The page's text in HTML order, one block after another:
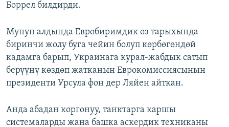
Боррел билдирди.
Мунун алдында Евробиримдик өз тарыхында
биринчи жолу буга чейин болуп көрбөгөндөй
кадамга барып, Украинага курал-жабдык сатып
берүүнү көздөп жатканын Еврокомиссиясынын
президенти Урсула фон дер Ляйен айткан.
Анда абадан коргонуу, танктарга каршы
системаларды жана башка аскердик техниканы